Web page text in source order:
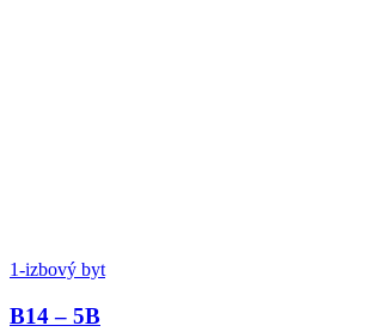
1-izbový byt
B14 – 5B